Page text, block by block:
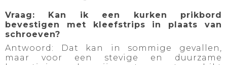
Vraag: Kan ik een kurken prikbord
bevestigen met kleefstrips in plaats van
schroeven?
Antwoord: Dat kan in sommige gevallen,
maar voor een stevige en duurzame